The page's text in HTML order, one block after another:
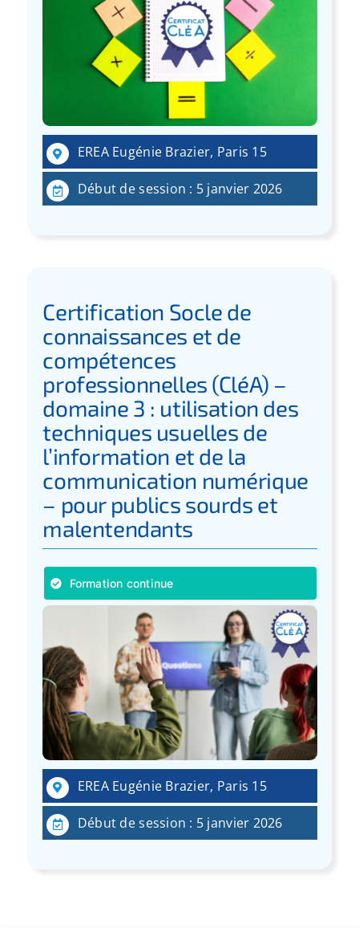
EREA Eugénie Brazier, Paris 15
Début de session : 5 janvier 2026
Certification Socle de
connaissances et de
compétences
professionnelles (CléA) –
domaine 3 : utilisation des
techniques usuelles de
l’information et de la
communication numérique
– pour publics sourds et
malentendants
Formation continue
EREA Eugénie Brazier, Paris 15
Début de session : 5 janvier 2026